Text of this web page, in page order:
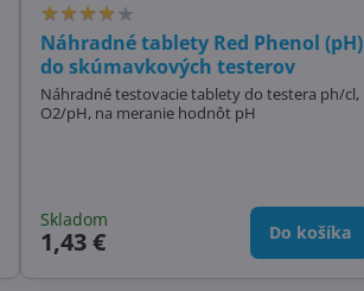
Náhradné tablety Red Phenol (pH)
do skúmavkových testerov
Náhradné testovacie tablety do testera ph/cl,
O2/pH, na meranie hodnôt pH
Skladom
1,43 € Do košíka